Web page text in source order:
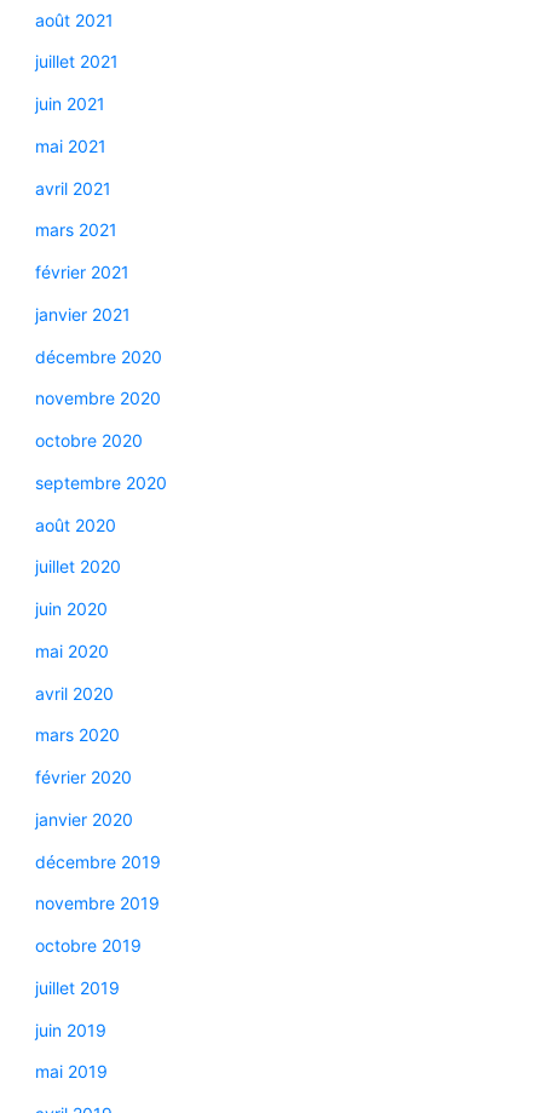
août 2021
juillet 2021
juin 2021
mai 2021
avril 2021
mars 2021
février 2021
janvier 2021
décembre 2020
novembre 2020
octobre 2020
septembre 2020
août 2020
juillet 2020
juin 2020
mai 2020
avril 2020
mars 2020
février 2020
janvier 2020
décembre 2019
novembre 2019
octobre 2019
juillet 2019
juin 2019
mai 2019